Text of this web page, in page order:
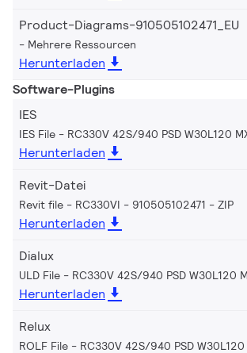
Product-Diagrams-910505102471_EU
Mehrere Ressourcen
Herunterladen
Software-Plugins
IES
IES File - RC330V 42S/940 PSD W30L120
Herunterladen
Revit-Datei
Revit file - RC330VI - 910505102471 ZIP
Herunterladen
Dialux
ULD File - RC330V 42S/940 PSD W30L120
Herunterladen
Relux
ROLF File - RC330V 42S/940 PSD W30L120